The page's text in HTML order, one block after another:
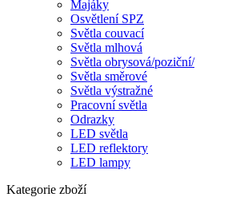
Majáky
Osvětlení SPZ
Světla couvací
Světla mlhová
Světla obrysová/poziční/
Světla směrové
Světla výstražné
Pracovní světla
Odrazky
LED světla
LED reflektory
LED lampy
Kategorie zboží